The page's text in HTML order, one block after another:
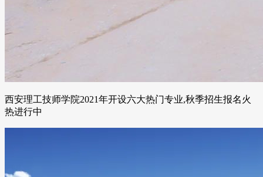
西安理工技师学院2021年开设六大热门专业,秋季招生报名火
热进行中